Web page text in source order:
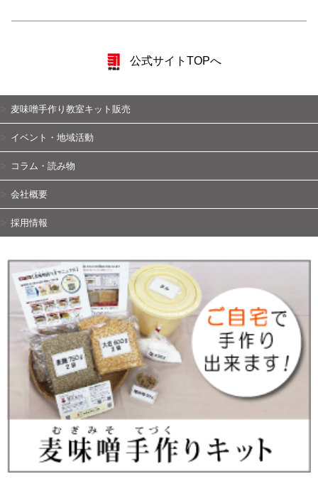
公式サイトTOPへ
麦味噌手作り教室キット販売
イベント・地域活動
コラム・読み物
会社概要
採用情報